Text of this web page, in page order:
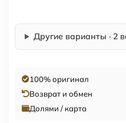
Другие варианты · 2
100% оригинал
Возврат и обмен
Долями / карта